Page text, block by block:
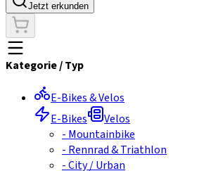
Jetzt erkunden
Kategorie/Typ
E-Bikes & Velos
E-Bikes
Velos
- Mountainbike
- Rennrad & Triathlon
-City / Urban